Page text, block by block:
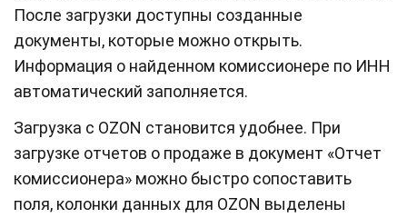
После загрузки доступны созданные
документы, которые можно открыть.
Информация о найденном комиссионере по ИНН
автоматический заполняется.
Загрузка с OZON становится удобнее. При
загрузке отчетов о продаже в документ «Отчет
комиссионера» можно быстро сопоставить
поля, колонки данных для OZON выделены